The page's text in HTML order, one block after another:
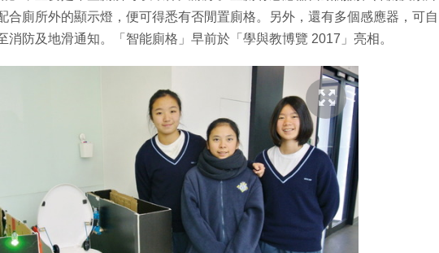
合廁所外的顯示燈，便可得悉有否閒置廁格。另外，還有多個感應器，可自
消防及地滑通知。「智能廁格」早前於「學與教博覽 2017」亮相。